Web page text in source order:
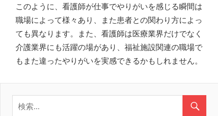
このように、看護師が仕事でやりがいを感じる瞬間は
職場によって様々あり、また患者との関わり方によっ
ても異なります。また、看護師は医療業界だけでなく
介護業界にも活躍の場があり、福祉施設関連の職場で
もまた違ったやりがいを実感できるかもしれません。